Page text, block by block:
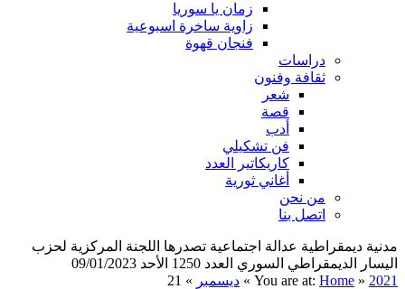
زمان يا سوريا
زاوية ساخرة اسبوعية
فنجان قهوة
دراسات
ثقافة وفنون
شعر
قصة
أدب
فن تشكيلي
كاريكاتير العدد
أغاني ثورية
من نحن
اتصل بنا
مدنية ديمقراطية عدالة اجتماعية تصدرها اللجنة المركزية لحزب
اليسار الديمقراطي السوري العدد 1250 الأحد 09/01/2023
You are at: Home » 2021
» ديسمبر »
21